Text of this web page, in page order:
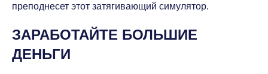
преподнесет этот затягивающий симулятор.
ЗАРАБОТАЙТЕ БОЛЬШИЕ
ДЕНЬГИ